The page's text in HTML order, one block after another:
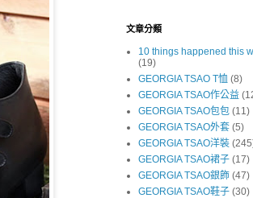
文章分類
10 things happened this
(19)
GEORGIA TSAO T恤 (8)
GEORGIA TSAO作公益
GEORGIA TSAO包包 (11)
GEORGIA TSAO外套 (5)
GEORGIA TSAO洋裝
GEORGIA TSAO裙子 (17)
GEORGIA TSAO銀飾 (47)
GEORGIA TSAO鞋子 (30)